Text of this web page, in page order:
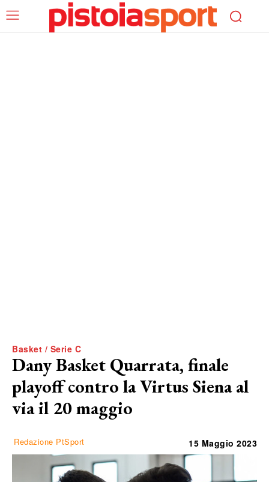
Basket / Serie C
Dany Basket Quarrata, finale
playoff contro la Virtus Siena al
via il 20 maggio
Redazione PtSport 15 Maggio 2023